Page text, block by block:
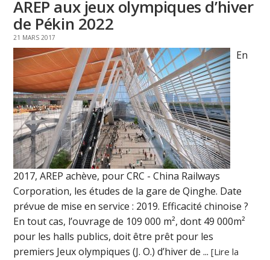
AREP aux jeux olympiques d’hiver
de Pékin 2022
21 MARS 2017
En
2017, AREP achève, pour CRC - China Railways
Corporation, les études de la gare de Qinghe. Date
prévue de mise en service : 2019. Efficacité chinoise ?
En tout cas, l’ouvrage de 109 000 m², dont 49 000m²
pour les halls publics, doit être prêt pour les
premiers Jeux olympiques (J. O.) d’hiver de ...[Lire la